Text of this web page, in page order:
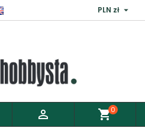
PLN zł 
 shopping_cart0